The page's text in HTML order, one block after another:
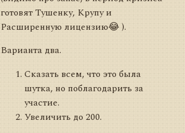
готовят Тушенку, Крупу и
Расширенную лицензию😂 ).
Варианта два.
Сказать всем, что это была
шутка, но поблагодарить за
участие.
Увеличить до 200.